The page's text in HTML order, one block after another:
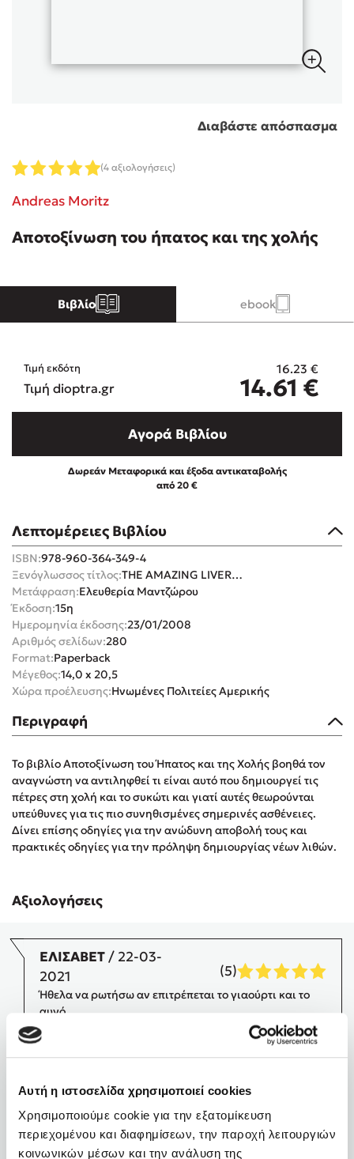
Αυτή η ιστοσελίδα χρησιμοποιεί cookies
Χρησιμοποιούμε cookie για την εξατομίκευση
περιεχομένου και διαφημίσεων, την παροχή λειτουργιών
κοινωνικών μέσων και την ανάλυση της
Κώστας Κρομμύδας
Το λιμάνι μου είσαι εσύ
Ιωάννης Γλωσσόπουλος
Ένας γίγαντας στο σχολείο
Δανάη Δεληγεώργη
Πάνω, κάτω, μπροστά, πίσω
Mel Robbins
Η μέθοδος Αφήστε τους
Δημοφιλείς Συγγραφείς
Παύλος Καστανάς
El Sombrero
Στέφανος Ξενάκης
Sebastian Fitzek
Lucinda Riley
Benzamin Bécue
Rebecca Yarros
Teo Benedetti
Τζένη Κουτσοδημητροπούλου
Emily Henry
Ali Hazelwood
Cori Doerrfeld
Δανάη Ιμπραχήμ
Διαβάστε απόσπασμα
(4 αξιολογήσεις)
Andreas Moritz
Αποτοξίνωση του ήπατος και της χολής
Βιβλίο ebook
Λεπτομέρειες Βιβλίου
ISBN:978-960-364-349-4
Ξενόγλωσσος τίτλος:THE AMAZING LIVER…
Μετάφραση:Ελευθερία Μαντζώρου
Έκδοση:15η
Ημερομηνία έκδοσης:23/01/2008
Αριθμός σελίδων:280
Format:Paperback
Μέγεθος:14,0 x 20,5
Χώρα προέλευσης:Ηνωμένες Πολιτείες Αμερικής
Τιμή εκδότη 16.23 €
Τιμή dioptra.gr 14.61 €
Αγορά Βιβλίου
Δωρεάν Μεταφορικά και έξοδα αντικαταβολής
από 20 €
Περιγραφή
Το βιβλίο Αποτοξίνωση του Ήπατος και της Χολής βοηθά τον
αναγνώστη να αντιληφθεί τι είναι αυτό που δημιουργεί τις
πέτρες στη χολή και το συκώτι και γιατί αυτές θεωρούνται
υπεύθυνες για τις πιο συνηθισμένες σημερινές ασθένειες.
Δίνει επίσης οδηγίες για την ανώδυνη αποβολή τους και
πρακτικές οδηγίες για την πρόληψη δημιουργίας νέων λιθών.
Αξιολογήσεις
ΕΛΙΣΑΒΕΤ/ 22-03-
2021
(5)
Ήθελα να ρωτήσω αν επιτρέπεται το γιαούρτι και το
αυγό.
ΑΝΑΚΑΛΥΨΑ ΤΟΝ Α.MORITZ ΜΟΛΙΣ ΠΡΙΝ ΑΠΟ 3
ΕΧΩ ΤΑΛΑΙΠΩΡΗΘΕΙ ΠΑΡΑ ΠΟΛΥ ΜΕ ΠΕΠΤΙΚΑ ΚΑΙ
ΑΛΛΕΡΓΙΚΑ ΠΡΟΒΛΗΜΑΤΑ ΜΕΤΑ ΤΗΝ ΠΡΩΤΗ
ΑΠΟΤΟΞΙΝΩΣΗ ΑΛΛΑΞΕ ΚΥΡΙΟΛΕΚΤΙΚΑ Η ΖΩΗ